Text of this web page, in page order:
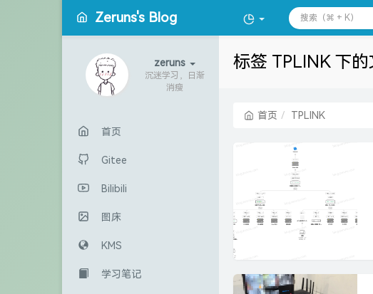
Zeruns's Blog
zeruns
沉迷学习，日渐
消瘦
首页
Gitee
Bilibili
图床
KMS
学习笔记
标签 TPLINK 下的
首页 TPLINK